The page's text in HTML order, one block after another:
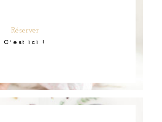
Réserver
C'est ici !